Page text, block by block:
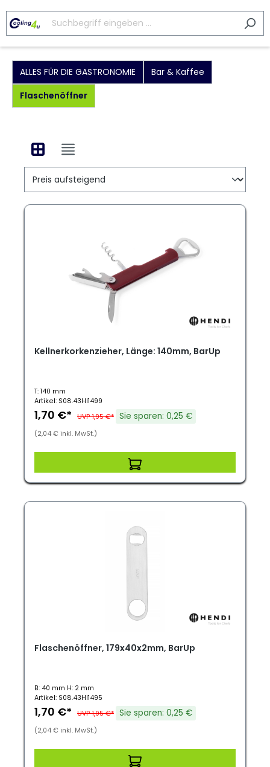
ALLES FÜR DIE GASTRONOMIE
Bar & Kaffee
Flaschenöffner
Kellnerkorkenzieher, Länge: 140mm, BarUp
T: 140 mm
Artikel: S08.43HI1499
1,70 €* UVP 1,95 €* Sie sparen: 0,25 €
(2,04 € inkl. MwSt.)
Flaschenöffner, 179x40x2mm, BarUp
B: 40 mm H: 2 mm
Artikel: S08.43HI1495
1,70 €* UVP 1,95 €* Sie sparen: 0,25 €
(2,04 € inkl. MwSt.)